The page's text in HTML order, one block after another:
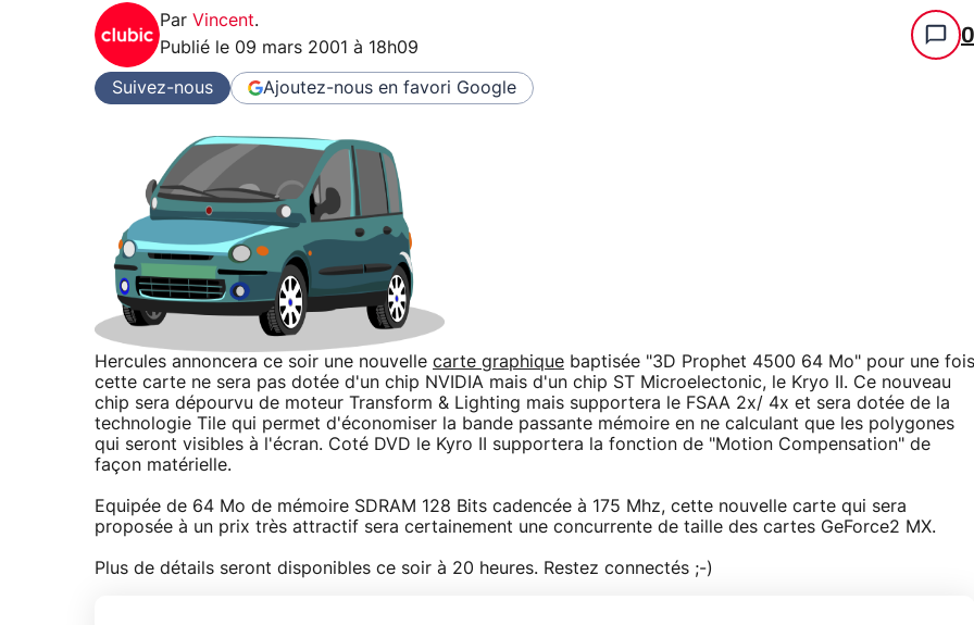
Par Vincent.
Publié le 09 mars 2001 à 18h09 0
Suivez-nous Ajoutez-nous en favori Google
Hercules annoncera ce soir une nouvelle carte graphique baptisée "3D Prophet 4500 64 Mo" pour une fois
cette carte ne sera pas dotée d'un chip NVIDIA mais d'un chip ST Microelectonic, le Kryo II. Ce nouveau
chip sera dépourvu de moteur Transform & Lighting mais supportera le FSAA 2x/ 4x et sera dotée de la
technologie Tile qui permet d'économiser la bande passante mémoire en ne calculant que les polygones
qui seront visibles à l'écran. Coté DVD le Kyro II supportera la fonction de "Motion Compensation" de
façon matérielle.
Equipée de 64 Mo de mémoire SDRAM 128 Bits cadencée à 175 Mhz, cette nouvelle carte qui sera
proposée à un prix très attractif sera certainement une concurrente de taille des cartes GeForce2 MX.
Plus de détails seront disponibles ce soir à 20 heures. Restez connectés ;-)